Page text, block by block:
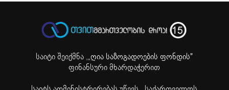
საიტი შეიქმნა ,„ღია საზოგადოების ფონდის"
ფინანსური მხარდაჭერით